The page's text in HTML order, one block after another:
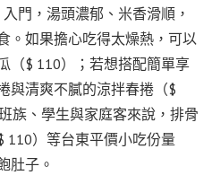
門，湯頭濃郁、米香滑順，
。如果擔心吃得太燥熱，可以
（$ 110）；若想搭配簡單享
與清爽不膩的涼拌春捲（$
族、學生與家庭客來說，排骨
110）等台東平價小吃份量
肚子。